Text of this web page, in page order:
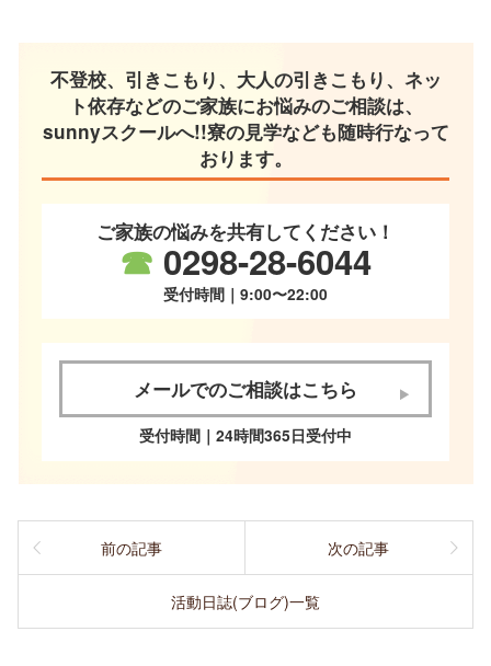
不登校、引きこもり、大人の引きこもり、ネッ
ト依存などのご家族にお悩みのご相談は、
sunnyスクールへ!!寮の見学なども随時行なって
おります。
ご家族の悩みを共有してください！
☎ 0298-28-6044
受付時間｜9:00〜22:00
メールでのご相談はこちら
受付時間｜24時間365日受付中
前の記事
活動日誌(ブログ)一覧
次の記事